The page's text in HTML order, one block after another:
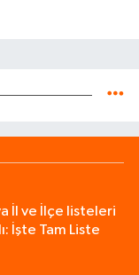
İl ve İlçe listeleri
İşte Tam Liste